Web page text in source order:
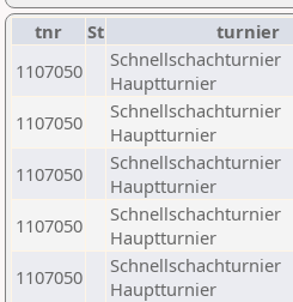
tnr St turnier
1107050
Schnellschachturnier
Hauptturnier
1107050
Schnellschachturnier
Hauptturnier
1107050
Schnellschachturnier
Hauptturnier
1107050
Schnellschachturnier
Hauptturnier
1107050
Schnellschachturnier
Hauptturnier